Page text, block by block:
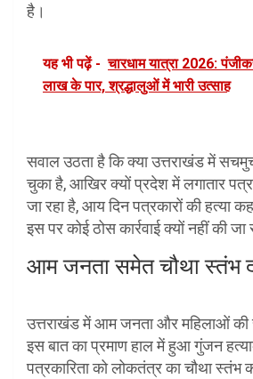
है।
यह भी पढ़ें - चारधाम यात्रा 2026:
लाख के पार, श्रद्धालुओं में भारी उत्साह
सवाल उठता है कि क्या उत्तराखंड में
चुका है, आखिर क्यों प्रदेश में लगातार
जा रहा है, आय दिन पत्रकारों की हत्या
इस पर कोई ठोस कार्रवाई क्यों नहीं की जा
आम जनता समेत चौथा स्तंभ
उत्तराखंड में आम जनता और महिलाओं की
इस बात का प्रमाण हाल में हुआ गुंजन
पत्रकारिता को लोकतंत्र का चौथा स्तंभ